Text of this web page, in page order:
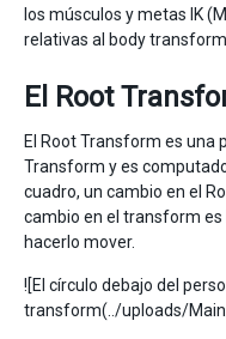
los músculos y metas IK
relativas al body transform.
El Root
El Root Transform es una
Transform y es
cuadro, un cambio en el
cambio en el transform es
hacerlo mover.
![El círculo debajo del
transform(../uploads/